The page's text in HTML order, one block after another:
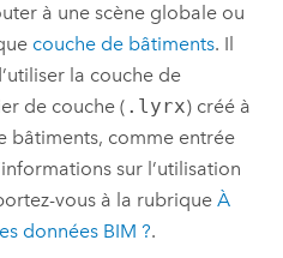
à une scène globale ou
couche de bâtiments. Il
la couche de
de couche ( .lyrx) créé à
bâtiments, comme entrée
sur l’utilisation
vous à la rubriqueÀ
données BIM ?.